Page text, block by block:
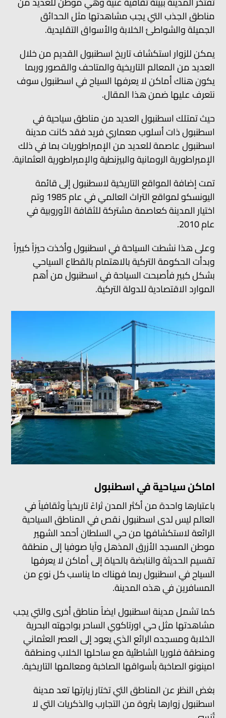
مناطق الجذب التي يجب مشاهدتها مثل الحدائق
الجميلة والشواطئ الخلابة والأسواق التقليدية.
يمكن للزوار استكشاف تاريخ اسطنبول القديم من خلال
العديد من المعالم التاريخية والمتاحف والقصور وربما
يكون هناك أماكن لا يعرفها السياح في اسطنبول سوف
نتعرف عليها ضمن هذا المقال.
حيث تمتلك اسطنبول العديد من مناطق سياحية في
اسطنبول ذات أسلوب معماري فريد فقد كانت مدينة
اسطنبول عاصمة للعديد من الإمبراطوريات بما في ذلك
الإمبراطورية الرومانية والبيزنطية والإمبراطورية العثمانية.
تمت إضافة المواقع التاريخية لاسطنبول إلى قائمة
اليونسكو لمواقع التراث العالمي في عام 1985 وتم
اختيار المدينة كعاصمة مشتركة للثقافة الأوروبية في
عام 2010.
وعلى هذا نشطت السياحة في اسطنبول وأخذت حيزاً كبيراً
وبدأت الحكومة التركية بالاهتمام بالقطاع السياحي
بشكل كبير فأصبحت السياحة في اسطنبول من أهم
الموارد الاقتصادية للدولة التركية.
اماكن سياحية في اسطنبول
باعتبارها واحدة من أكثر المدن ثراءً تاريخياً وثقافياً في
العالم ليس لدى اسطنبول نقص في المناطق السياحية
الرائعة لاستكشافها من حي السلطان أحمد الشهير
موطن المسجد الأزرق المذهل وآيا صوفيا إلى منطقة
تقسيم الحديثة والنابضة بالحياة إلى أماكن لا يعرفها
السياح في اسطنبول ربما فهناك ما يناسب كل نوع من
المسافرين في هذه المدينة.
كما تشمل مدينة اسطنبول ايضاً مناطق أخرى والتي يجب
مشاهدتها مثل حي اورتاكوي الساحر بواجهته البحرية
الخلابة ومسجده الرائع الذي يعود إلى العصر العثماني
ومنطقة فلوريا الشاطئية مع ساحلها الخلاب ومنطقة
امينونو الصاخبة بأسواقها الصاخبة ومعالمها التاريخية.
بغض النظر عن المناطق التي تختار زيارتها تعد مدينة
اسطنبول زوارها بثروة من التجارب والذكريات التي لا